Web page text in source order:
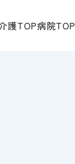
護TOP病院TOP